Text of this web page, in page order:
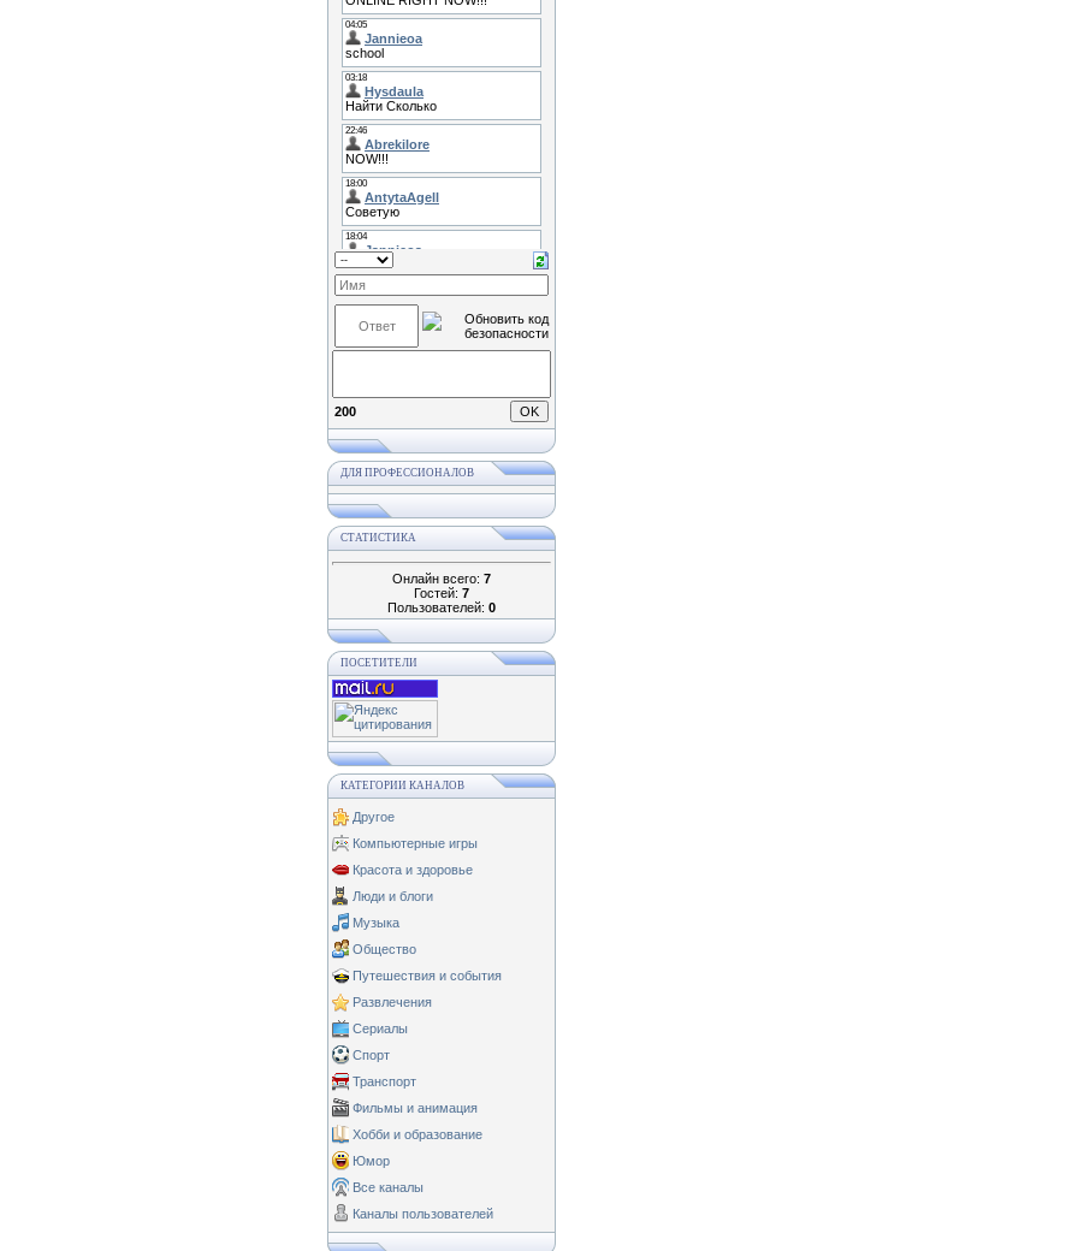
200
ДЛЯ ПРОФЕССИОНАЛОВ
СТАТИСТИКА
Онлайн всего: 7
Гостей: 7
Пользователей: 0
ПОСЕТИТЕЛИ
КАТЕГОРИИ КАНАЛОВ
Другое
Компьютерные игры
Красота и здоровье
Люди и блоги
Музыка
Общество
Путешествия и события
Развлечения
Сериалы
Спорт
Транспорт
Фильмы и анимация
Хобби и образование
Юмор
Все каналы
Каналы пользователей